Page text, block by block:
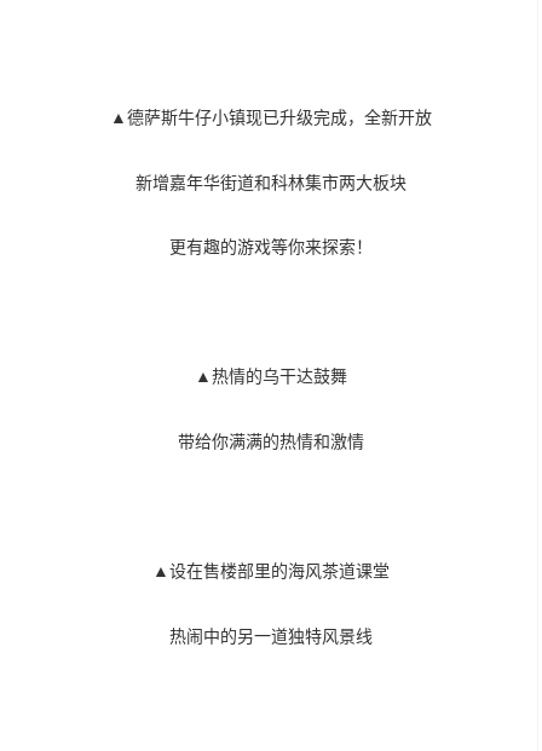
▲德萨斯牛仔小镇现已升级完成，全新开放
新增嘉年华街道和科林集市两大板块
更有趣的游戏等你来探索！
▲热情的乌干达鼓舞
带给你满满的热情和激情
▲设在售楼部里的海风茶道课堂
热闹中的另一道独特风景线